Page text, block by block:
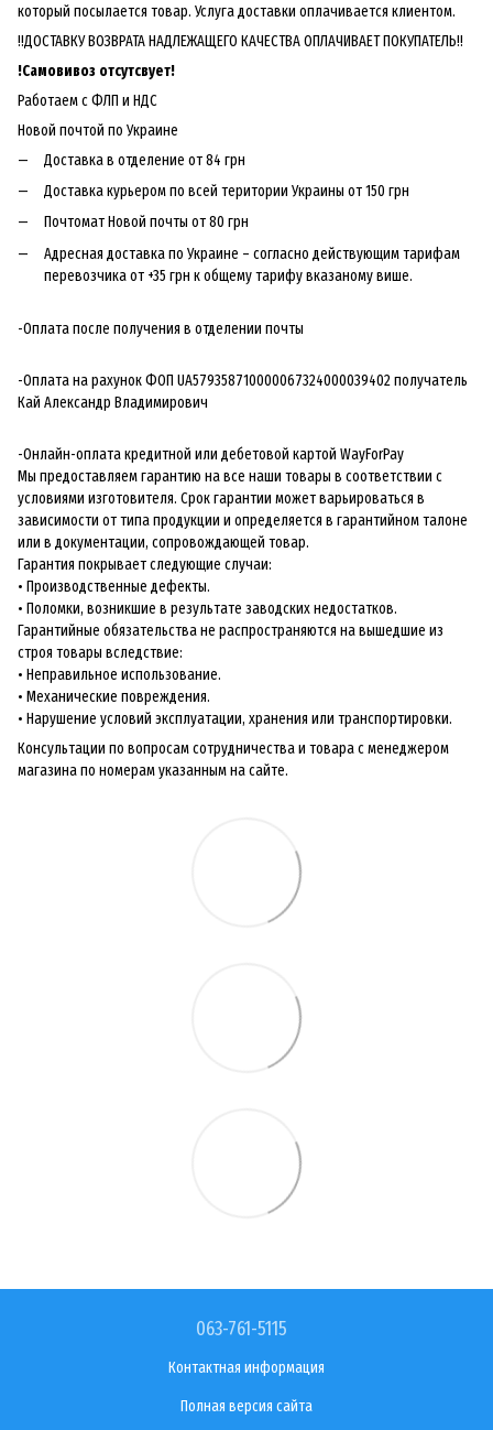
который посылается товар. Услуга доставки оплачивается клиентом.
!!ДОСТАВКУ ВОЗВРАТА НАДЛЕЖАЩЕГО КАЧЕСТВА ОПЛАЧИВАЕТ ПОКУПАТЕЛЬ!!
!Самовивоз отсутсвует!
Работаем с ФЛП и НДС
Новой почтой по Украине
Доставка в отделение от 84 грн
Доставка курьером по всей територии Украины от 150 грн
Почтомат Новой почты от 80 грн
Адресная доставка по Украине – согласно действующим тарифам
перевозчика от +35 грн к общему тарифу вказаному више.
-Оплата после получения в отделении почты
-Оплата на рахунок ФОП UA579358710000067324000039402 получатель
Кай Александр Владимирович
-Онлайн-оплата кредитной или дебетовой картой WayForPay
Мы предоставляем гарантию на все наши товары в соответствии с
условиями изготовителя. Срок гарантии может варьироваться в
зависимости от типа продукции и определяется в гарантийном талоне
или в документации, сопровождающей товар.
Гарантия покрывает следующие случаи:
• Производственные дефекты.
• Поломки, возникшие в результате заводских недостатков.
Гарантийные обязательства не распространяются на вышедшие из
строя товары вследствие:
• Неправильное использование.
• Механические повреждения.
• Нарушение условий эксплуатации, хранения или транспортировки.
Консультации по вопросам сотрудничества и товара с менеджером
магазина по номерам указанным на сайте.
063-761-5115
Контактная информация
Полная версия сайта